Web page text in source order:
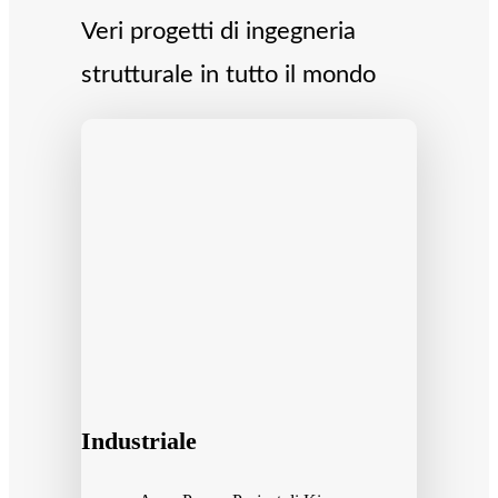
Veri progetti di ingegneria
strutturale in tutto il mondo
Industriale